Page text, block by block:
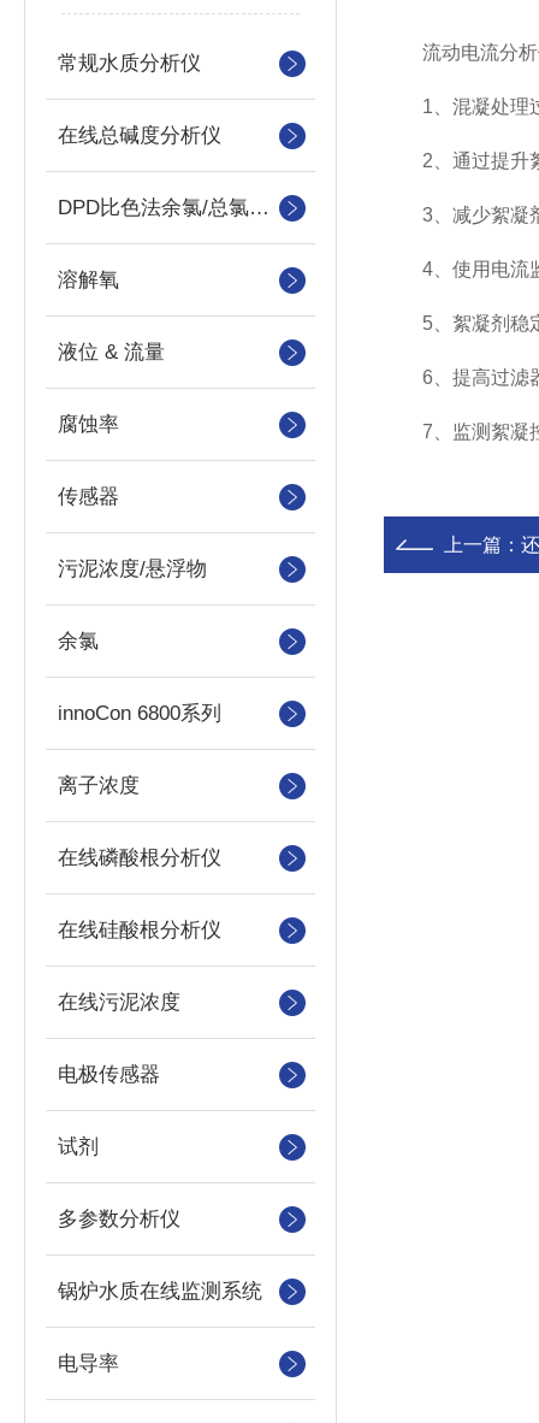
常规水质分析仪
在线总碱度分析仪
DPD比色法余氯/总氯分析仪
溶解氧
液位 & 流量
腐蚀率
传感器
污泥浓度/悬浮物
余氯
innoCon 6800系列
离子浓度
在线磷酸根分析仪
在线硅酸根分析仪
在线污泥浓度
电极传感器
试剂
多参数分析仪
锅炉水质在线监测系统
电导率
流动电流分析
1、混凝处理
2、通过提升絮
3、减少絮凝剂
4、使用电流监
5、絮凝剂稳
6、提高过滤器
7、监测絮凝
上一篇：